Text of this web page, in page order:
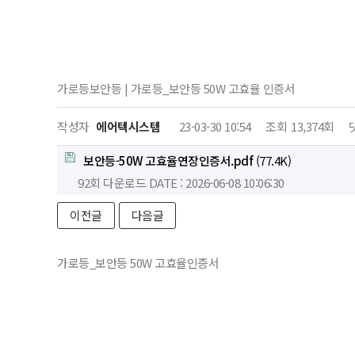
가로등보안등 | 가로등_보안등 50W 고효율 인증서
작성자 에어텍시스템 23-03-30 10:54 조회 13,374회
보안등-50W 고효율연장인증서.pdf(77.4K)
92회 다운로드 DATE : 2026-06-08 10:06:30
이전글
다음글
가로등_보안등 50W 고효율인증서